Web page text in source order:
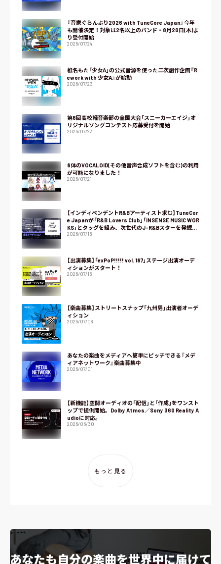
『音家ぐらんぷり2026 with TuneCore Japan』今年
も開催決定！対象は2名以上のバンド・8月20日(木)よ
り受付開始
2026/07/24
椎名もた「少女A」の公式音源を使った二次創作企画『R
ework with 少女A』が始動
2026/07/23
第6回高校軽音楽部の全国大会「スニーカーエイジ」オ
リジナルソングコンテスト応募受付を開始
2026/07/22
8体のVOCALOID(その他音声合成ソフトを含む)の利用
が可能になりました！
2026/07/21
【インディペンデントR&Bアーティスト求む】TuneCor
e Japanが「R&B Lovers Club」「INSENSE MUSIC WOR
KS」とタッグを組み、次世代のJ-R&Bスターを発掘す
るオーディション『NEXT R&B』をスタート！
2026/07/15
【出演募集】「exPoP!!!!! vol. 187」ステージ出演オーデ
ィションがスタート！
2026/07/15
【楽曲募集】ストリートスナップ「九州男」出演者オーデ
ィション
2026/07/08
あなたの楽曲をメディアへ簡単にピッチできる『メデ
ィアネットワーク』楽曲募集中
2026/07/01
【新機能】空間オーディオの「配信」と「作成」をワンスト
ップで提供開始。Dolby Atmos／Sony 360 Reality A
udioに対応。
2026/06/30
もっと見る
あなたも自分の楽曲を世界中に届けて